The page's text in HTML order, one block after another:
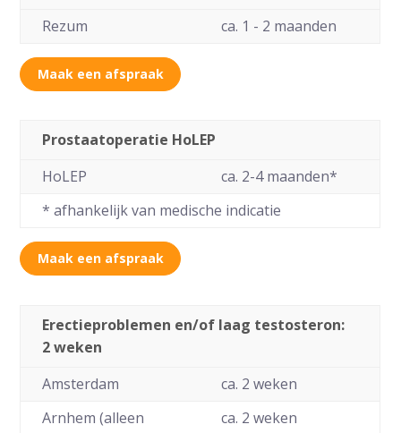
Rezum
ca. 1 - 2 maanden
Maak een afspraak
Prostaatoperatie HoLEP
HoLEP
ca. 2-4 maanden*
* afhankelijk van medische indicatie
Maak een afspraak
Erectieproblemen en/of laag testosteron:
2 weken
Amsterdam
ca. 2 weken
Arnhem (alleen
ca. 2 weken